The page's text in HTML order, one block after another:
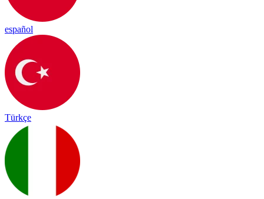
español
Türkçe